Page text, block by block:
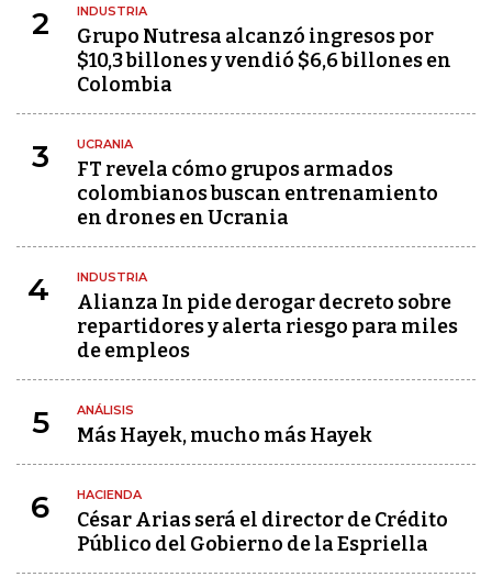
2 INDUSTRIA
Grupo Nutresa alcanzó ingresos por
$10,3 billones y vendió $6,6 billones en
Colombia
3 UCRANIA
FT revela cómo grupos armados
colombianos buscan entrenamiento
en drones en Ucrania
4 INDUSTRIA
Alianza In pide derogar decreto sobre
repartidores y alerta riesgo para miles
de empleos
5 ANÁLISIS
Más Hayek, mucho más Hayek
6 HACIENDA
César Arias será el director de Crédito
Público del Gobierno de la Espriella